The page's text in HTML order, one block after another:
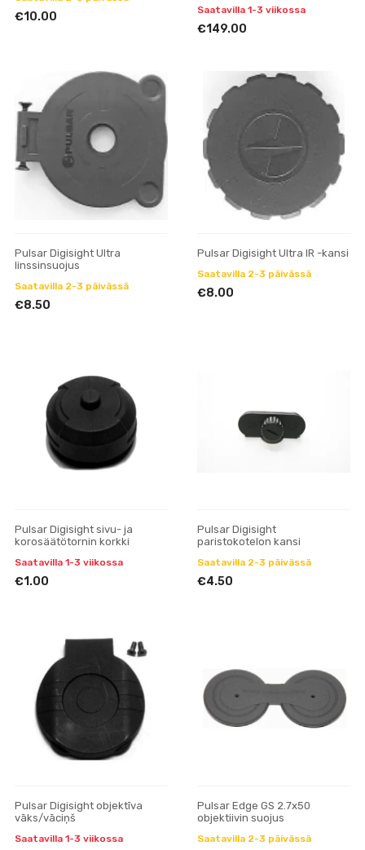
€10.00 Saatavilla 1-3 viikossa
€149.00
Pulsar Digisight Ultra
linssinsuojus
Saatavilla 2-3 päivässä
€8.50
Pulsar Digisight Ultra IR -kansi
Saatavilla 2-3 päivässä
€8.00
Pulsar Digisight sivu- ja
korosäätötornin korkki
Saatavilla 1-3 viikossa
€1.00
Pulsar Digisight
paristokotelon kansi
Saatavilla 2-3 päivässä
€4.50
Pulsar Digisight objektīva
vāks/vāciņš
Saatavilla 1-3 viikossa
Pulsar Edge GS 2.7x50
objektiivin suojus
Saatavilla 2-3 päivässä